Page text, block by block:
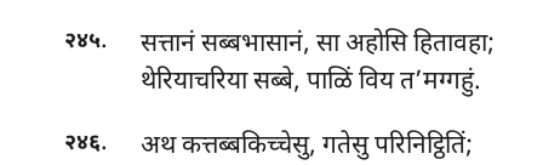
२४५.
सत्तानं सब्बभासानं, सा अहोसि हितावहा;
थेरियाचरिया सब्बे, पाळिं विय त’मग्गहुं.
२४६.
अथ कत्तब्बकिच्चेसु, गतेसु परिनिट्ठितिं;